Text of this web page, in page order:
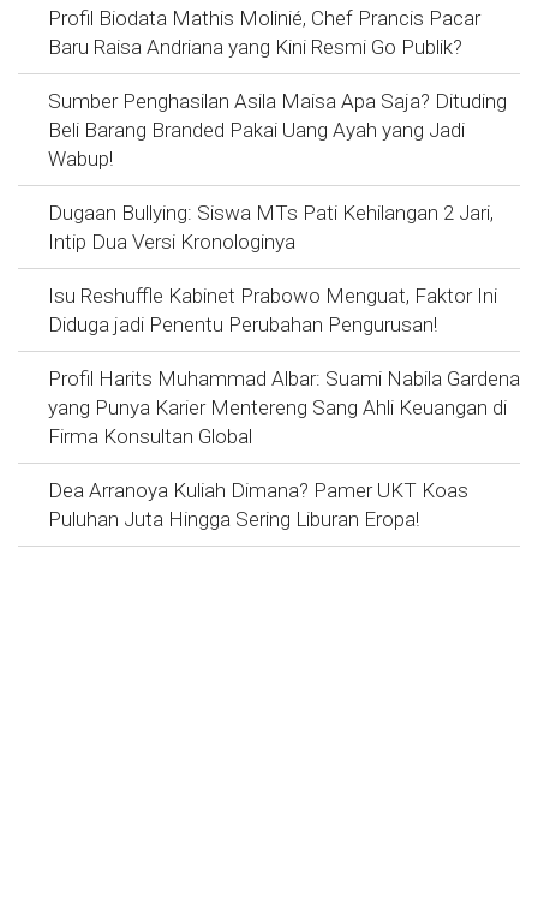
Profil Biodata Mathis Molinié, Chef Prancis Pacar
Baru Raisa Andriana yang Kini Resmi Go Publik?
Sumber Penghasilan Asila Maisa Apa Saja? Dituding
Beli Barang Branded Pakai Uang Ayah yang Jadi
Wabup!
Dugaan Bullying: Siswa MTs Pati Kehilangan 2 Jari,
Intip Dua Versi Kronologinya
Isu Reshuffle Kabinet Prabowo Menguat, Faktor Ini
Diduga jadi Penentu Perubahan Pengurusan!
Profil Harits Muhammad Albar: Suami Nabila Gardena
yang Punya Karier Mentereng Sang Ahli Keuangan di
Firma Konsultan Global
Dea Arranoya Kuliah Dimana? Pamer UKT Koas
Puluhan Juta Hingga Sering Liburan Eropa!